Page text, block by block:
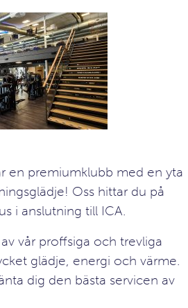
en premiumklubb med en yta
Oss hittar du på
i anslutning till ICA.
vår proffsiga och trevliga
glädje, energi och värme.
dig den bästa servicen av